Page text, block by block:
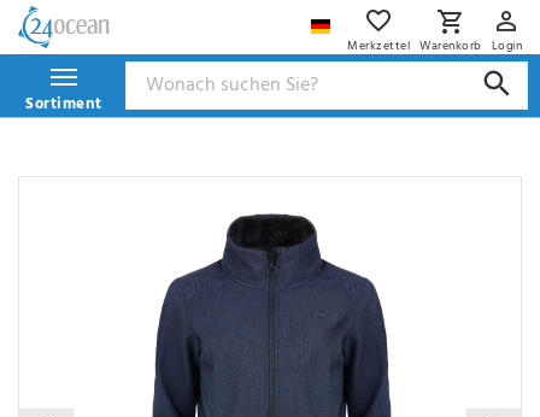
Merkzettel Warenkorb Login
Sortiment